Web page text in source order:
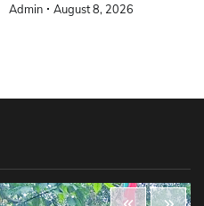
Admin August 8, 2026